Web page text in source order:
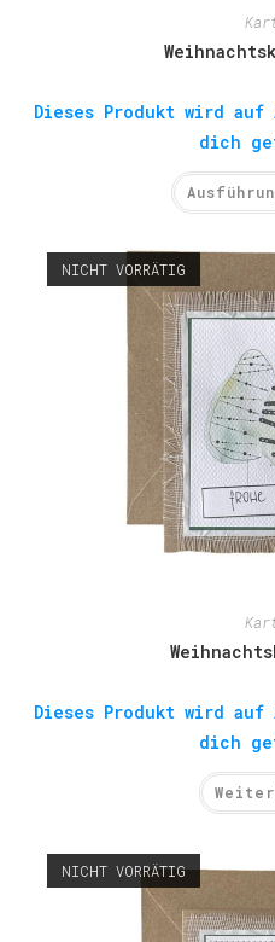
Dieses Produkt wird
dich
NICHT VORRÄTIG
Dieses Produkt wird
dich
NICHT VORRÄTIG